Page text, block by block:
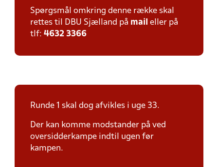
Spørgsmål omkring denne række skal
rettes til DBU Sjælland på mail eller på
tlf: 4632 3366
Runde 1 skal dog afvikles i uge 33.
Der kan komme modstander på ved
oversidderkampe indtil ugen før
kampen.